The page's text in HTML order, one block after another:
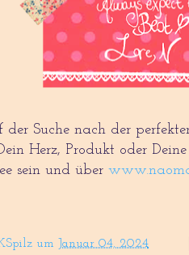
der Suche nach der
Herz, Produkt oder
sein und über
um Januar 04, 2024